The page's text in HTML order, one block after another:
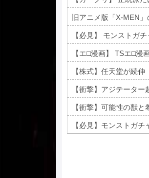
旧アニメ版「X-MEN
【必見】 モンストガ
【エ□漫画】 TSエ□漫
【株式】任天堂が続
【衝撃】アジテータ
【衝撃】可能性の獣
【必見】モンストガ